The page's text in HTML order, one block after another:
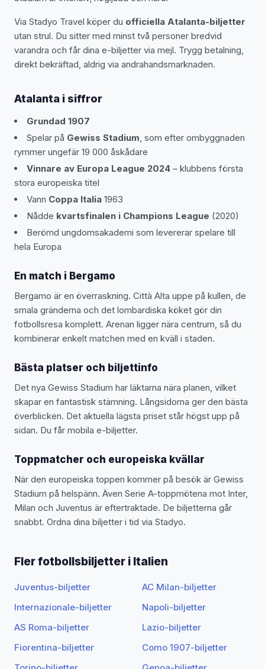
Via Stadyo Travel köper du officiella Atalanta-biljetter
utan strul. Du sitter med minst två personer bredvid
varandra och får dina e-biljetter via mejl. Trygg betalning,
direkt bekräftad, aldrig via andrahandsmarknaden.
Atalanta i siffror
Grundad 1907
Spelar på Gewiss Stadium, som efter ombyggnaden
rymmer ungefär 19 000 åskådare
Vinnare av Europa League 2024 – klubbens första
stora europeiska titel
Vann Coppa Italia 1963
Nådde kvartsfinalen i Champions League (2020)
Berömd ungdomsakademi som levererar spelare till
hela Europa
En match i Bergamo
Bergamo är en överraskning. Città Alta uppe på kullen, de
smala gränderna och det lombardiska köket gör din
fotbollsresa komplett. Arenan ligger nära centrum, så du
kombinerar enkelt matchen med en kväll i staden.
Bästa platser och biljettinfo
Det nya Gewiss Stadium har läktarna nära planen, vilket
skapar en fantastisk stämning. Långsidorna ger den bästa
överblicken. Det aktuella lägsta priset står högst upp på
sidan. Du får mobila e-biljetter.
Toppmatcher och europeiska kvällar
När den europeiska toppen kommer på besök är Gewiss
Stadium på helspänn. Även Serie A-toppmötena mot Inter,
Milan och Juventus är eftertraktade. De biljetterna går
snabbt. Ordna dina biljetter i tid via Stadyo.
Fler fotbollsbiljetter i Italien
Juventus-biljetter
AC Milan-biljetter
Internazionale-biljetter
Napoli-biljetter
AS Roma-biljetter
Lazio-biljetter
Fiorentina-biljetter
Como 1907-biljetter